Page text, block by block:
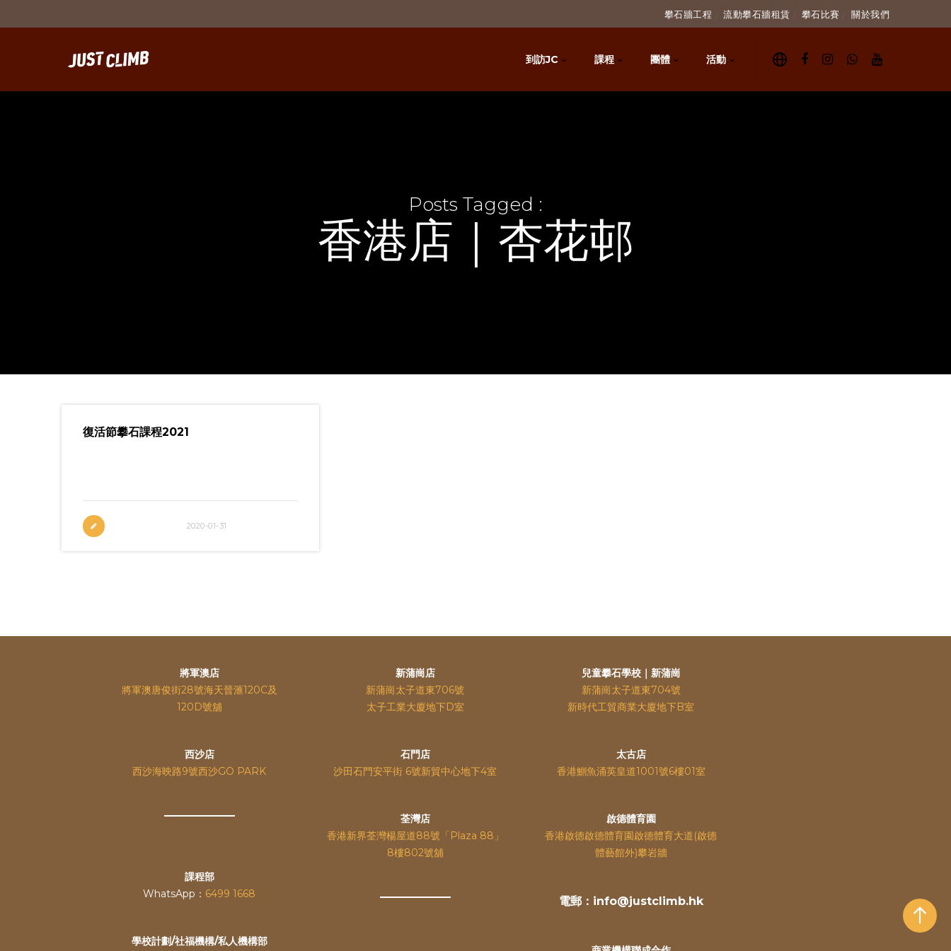
攀石牆工程 流動攀石牆租賃 攀石比賽 關於我們
到訪JC 課程 團體 活動
Posts Tagged :
香港店｜杏花邨
復活節攀石課程2021
2020-01-31
將軍澳店
將軍澳唐俊街28號海天晉滙120C及
120D號舖
西沙店
西沙海映路9號西沙GO PARK
課程部
WhatsApp： 6499 1668
學校計劃/社福機構/私人機構部
新蒲崗店
新蒲崗太子道東706號
太子工業大廈地下D室
石門店
沙田石門安平街 6號新貿中心地下4室
荃灣店
香港新界荃灣楊屋道88號「Plaza 88」
8樓802號舖
兒童攀石學校｜新蒲崗
新蒲崗太子道東704號
新時代工貿商業大廈地下B室
太古店
香港鰂魚涌英皇道1001號6樓01室
啟德體育園
香港啟德啟德體育園啟德體育大道(啟德
體藝館外)攀岩牆
電郵：info@justclimb.hk